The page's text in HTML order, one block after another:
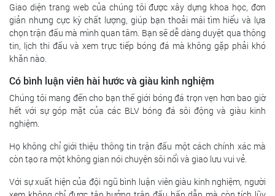
Giao diện trang web của chúng tôi được xây dựng khoa học, đơn
giản nhưng cực kỳ chất lượng, giúp bạn thoải mái tìm hiểu và lựa
chọn trận đấu mà mình quan tâm. Bạn sẽ dễ dàng duyệt qua thông
tin, lịch thi đấu và xem trực tiếp bóng đá mà không gặp phải khó
khăn nào.
Có bình luận viên hài hước và giàu kinh nghiệm
Chúng tôi mang đến cho bạn thế giới bóng đá trọn vẹn hơn bao giờ
hết với sự góp mặt của các BLV bóng đá sôi động và giàu kinh
nghiệm.
Họ không chỉ giới thiệu thông tin trận đấu một cách chính xác mà
còn tạo ra một không gian nói chuyện sôi nổi và giao lưu vui vẻ.
Với sự xuất hiện của đội ngũ bình luận viên giàu kinh nghiệm, người